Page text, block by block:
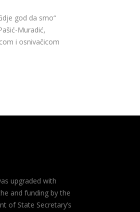
god da smo“
Muradić,
i osnivačicom
upgraded with
and funding by the
of State Secretary’s